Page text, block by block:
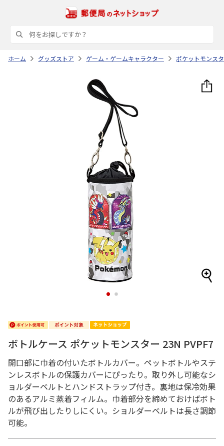
ホーム グッズストア ゲーム・ゲームキャラクター ポケットモンス
1 2
ボトルケース ポケットモンスター 23N PVPF7
開口部に巾着の付いたボトルカバー。ペットボトルやステ
ンレスボトルの保護カバーにぴったり。取り外し可能なシ
ョルダーベルトとハンドストラップ付き。裏地は保冷効果
のあるアルミ蒸着フィルム。巾着部分を締めておけばボト
ルが飛び出したりしにくい。ショルダーベルトは長さ調節
可能。